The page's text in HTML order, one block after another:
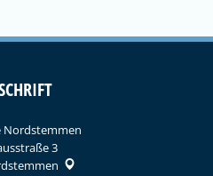
Nordstemmen
3